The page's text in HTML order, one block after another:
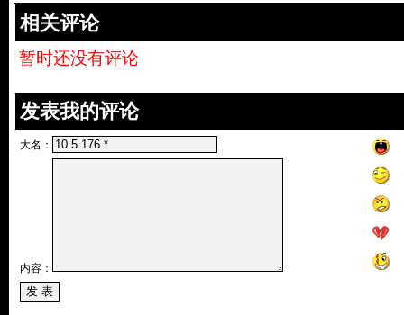
奇网址_52
10武易
相关评论
暂时还没有评论
发表我的评论
大名：
内容：